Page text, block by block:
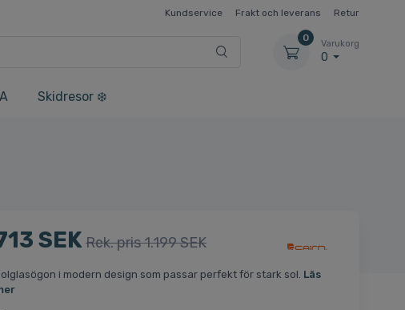
Kundservice Frakt och leverans Retur
0
Varukorg
0
Skidresor ❄️
SEK Rek. pris 1.199 SEK
i modern design som passar perfekt för stark sol. Läs